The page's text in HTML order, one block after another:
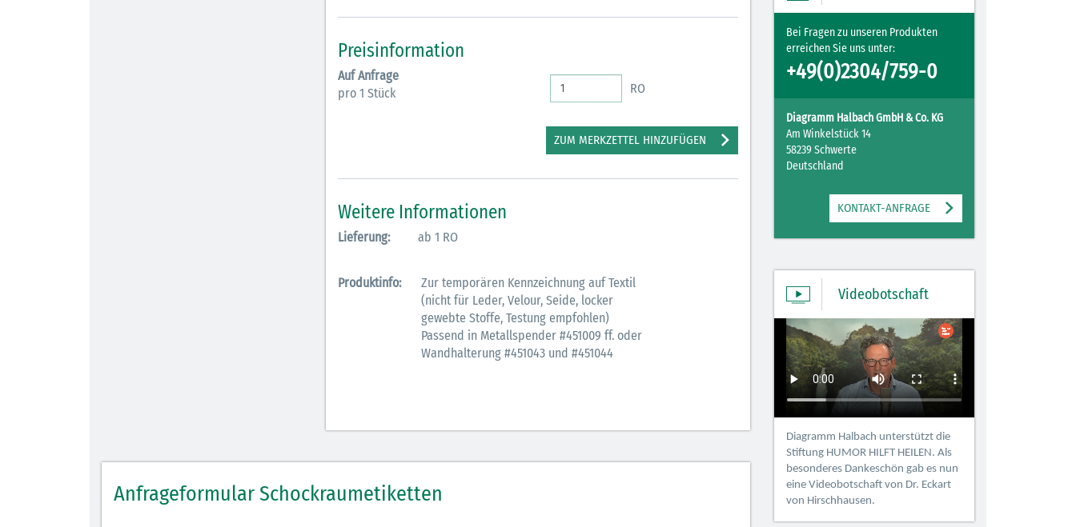
Preisinformation
Auf Anfrage
pro 1 Stück
RO
ZUM MERKZETTEL HINZUFÜGEN
Weitere Informationen
Lieferung: ab 1 RO
Produktinfo:
Zur temporären Kennzeichnung auf Textil
(nicht für Leder, Velour, Seide, locker
gewebte Stoffe, Testung empfohlen)
Passend in Metallspender #451009 ff. oder
Wandhalterung #451043 und #451044
Anfrageformular Schockraumetiketten
ZUM MERKZETTEL
Bei Fragen zu unseren Produkten
erreichen Sie uns unter:
+49(0)2304/759-0
Diagramm Halbach GmbH & Co. KG
Am Winkelstück 14
58239 Schwerte
Deutschland
KONTAKT-ANFRAGE
Videobotschaft
Diagramm Halbach unterstützt die
Stiftung HUMOR HILFT HEILEN. Als
besonderes Dankeschön gab es nun
eine Videobotschaft von Dr. Eckart
von Hirschhausen.